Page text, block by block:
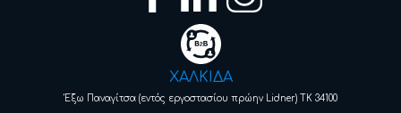
ΧΑΛΚΙΔΑ
Έξω Παναγίτσα (εντός εργοστασίου πρώην Lidner) ΤΚ 34100